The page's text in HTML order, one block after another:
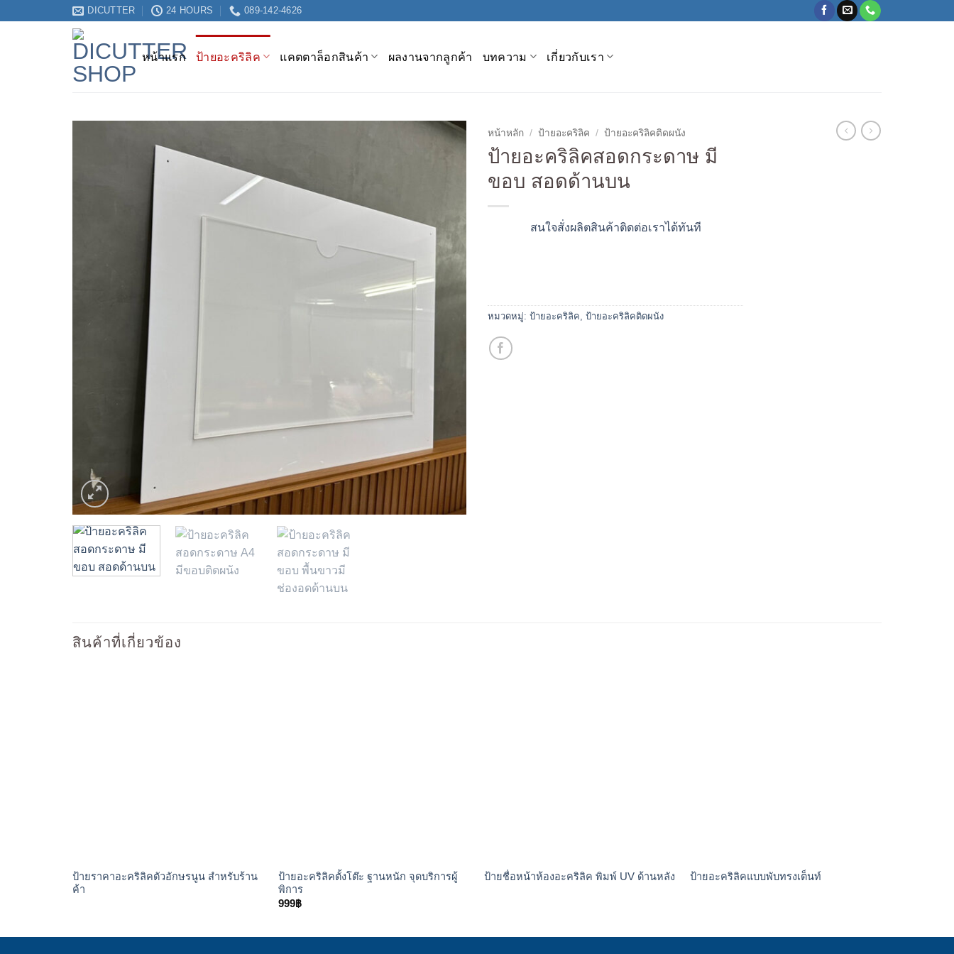
ไป
DICUTTER 24 HOURS 089-142-4626
หน้าแรก ป้ายอะคริลิค แคตตาล็อกสินค้า ผลงานจากลูกค้า บทความ เกี่ยวกับเรา
หน้าหลัก / ป้ายอะคริลิค / ป้ายอะคริลิคติดผนัง
ป้ายอะคริลิคสอดกระดาษ มี
ขอบ สอดด้านบน
สนใจสั่งผลิตสินค้าติดต่อเราได้ทันที
หมวดหมู่: ป้ายอะคริลิค, ป้ายอะคริลิคติดผนัง
สินค้าที่เกี่ยวข้อง
ป้ายราคาอะคริลิคตัวอักษรนูน สำหรับร้าน
ค้า
ป้ายอะคริลิคตั้งโต๊ะ ฐานหนัก จุดบริการผู้
พิการ
999฿
ป้ายชื่อหน้าห้องอะคริลิค พิมพ์ UV ด้านหลัง ป้ายอะคริลิคแบบพับทรงเต็นท์